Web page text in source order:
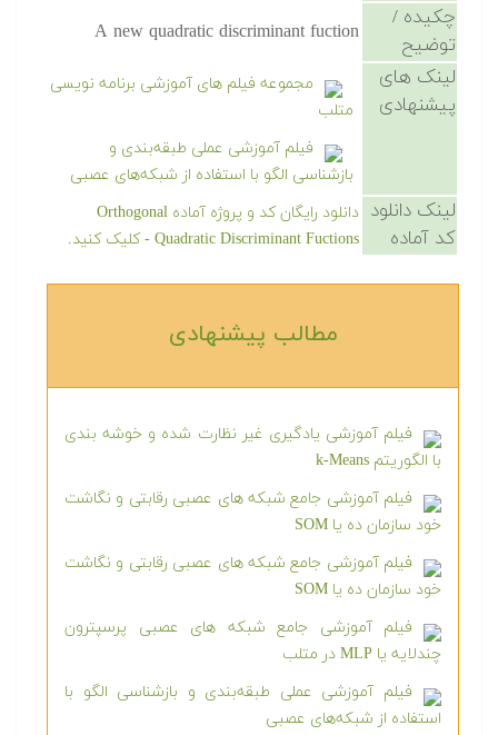
چکیده /
توضیح
A new quadratic discriminant fuction
لینک های
پیشنهادی
مجموعه فیلم های آموزشی برنامه نویسی
متلب
فیلم آموزشی عملی طبقه‌بندی و
بازشناسی الگو با استفاده از شبکه‌های عصبی
لینک دانلود
کد آماده
دانلود رایگان کد و پروژه آماده Orthogonal
Quadratic Discriminant Fuctions - کلیک کنید.
مطالب پیشنهادی‎
فیلم آموزشی یادگیری غیر نظارت شده و خوشه بندی
با الگوریتم k-Means
فیلم آموزشی جامع شبکه های عصبی رقابتی و نگاشت
خود سازمان ده یا SOM
فیلم آموزشی جامع شبکه های عصبی رقابتی و نگاشت
خود سازمان ده یا SOM
فیلم آموزشی جامع شبکه های عصبی پرسپترون
چندلایه یا MLP در متلب
فیلم آموزشی عملی طبقه‌بندی و بازشناسی الگو با
استفاده از شبکه‌های عصبی